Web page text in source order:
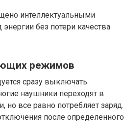
интеллектуальными
без потери качества
режимов
сразу выключать
наушники переходят в
но все равно потребляет заряд.
после определенного